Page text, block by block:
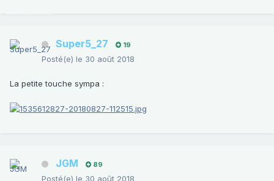
Super5_27 19
Posté(e) le 30 août 2018
La petite touche sympa :
JGM 89
Posté(e) le 30 août 2018